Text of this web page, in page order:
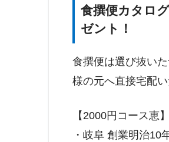
食撰便カタロ
ゼント！
食撰便は選び抜い
様の元へ直接宅配い
【2000円コース恵】
・岐阜 創業明治10